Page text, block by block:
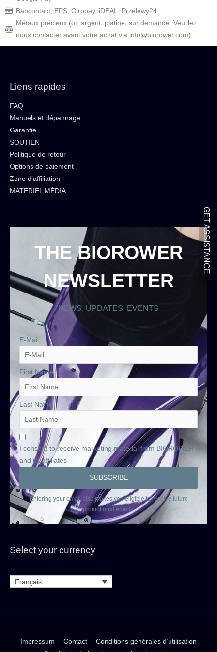
Bancontact, EPS, Giropay, iDEAL, Przelewy24
Métaux précieux (or, argent, platine, sur demande. Veuillez
nous contacter avant votre achat via info@biorower.com)
Liens rapides
FAQ
Manuels et dépannage
Garantie
SOUTIEN
Politique de retour
Options de paiement
Zone d’affiliation
MATÉRIEL MÉDIA
THE BIOROWER
NEWSLETTER
NEWS, UPDATES, EVENTS
E-Mail
First Name
Last Name
I consent to receive marketing material from BIOROWER
and its affiliates
Entering your email also makes you eligible to receive future
promotional emails.
Select your currency
Français
Impressum Contact
Conditions générales d’utilisation
GET ASSISTANCE